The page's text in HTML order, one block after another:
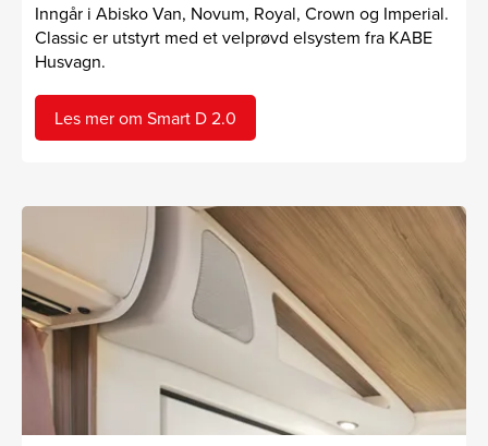
Inngår i Abisko Van, Novum, Royal, Crown og Imperial.
Classic er utstyrt med et velprøvd elsystem fra KABE
Husvagn.
Les mer om Smart D 2.0